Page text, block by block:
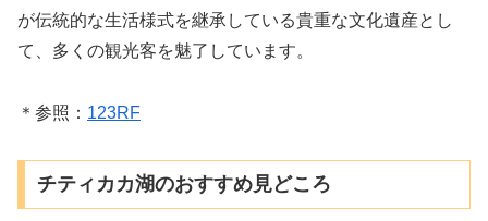
が伝統的な生活様式を継承している貴重な文化遺産とし
て、多くの観光客を魅了しています。
＊参照： 123RF
チティカカ湖のおすすめ見どころ